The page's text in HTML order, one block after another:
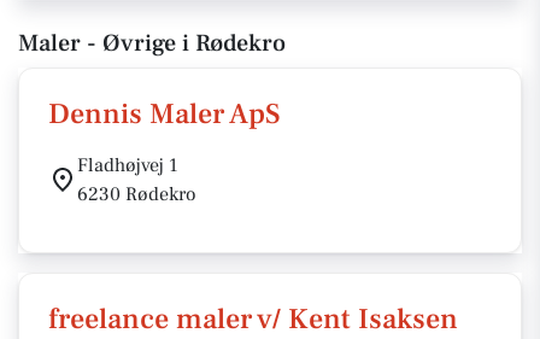
Maler - Øvrige i Rødekro
Dennis Maler ApS
Fladhøjvej 1
6230 Rødekro
freelance maler v/ Kent Isaksen